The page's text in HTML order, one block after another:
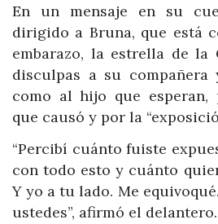
En un mensaje en su
dirigido a Bruna, que está
embarazo, la estrella de la
disculpas a su
como al hijo que
que causó y por la
“Percibí cuánto fuiste
con todo esto y cuánto
Y yo a tu lado. Me
ustedes”, afirmó el delantero.